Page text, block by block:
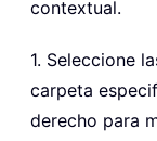
contextual.
1. Seleccione
carpeta
derecho para